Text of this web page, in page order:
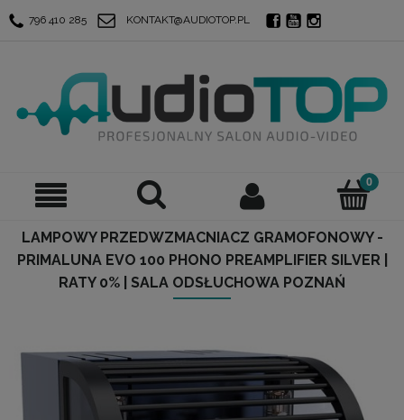
796 410 285 KONTAKT@AUDIOTOP.PL
LAMPOWY PRZEDWZMACNIACZ GRAMOFONOWY -
PRIMALUNA EVO 100 PHONO PREAMPLIFIER SILVER |
RATY 0% | SALA ODSŁUCHOWA POZNAŃ